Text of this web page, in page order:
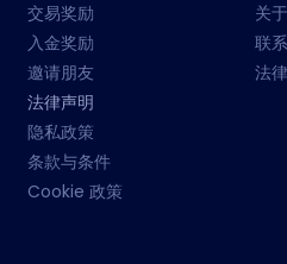
交易奖励
入金奖励
邀请朋友
关
联
法
法律声明
隐私政策
条款与条件
Cookie 政策